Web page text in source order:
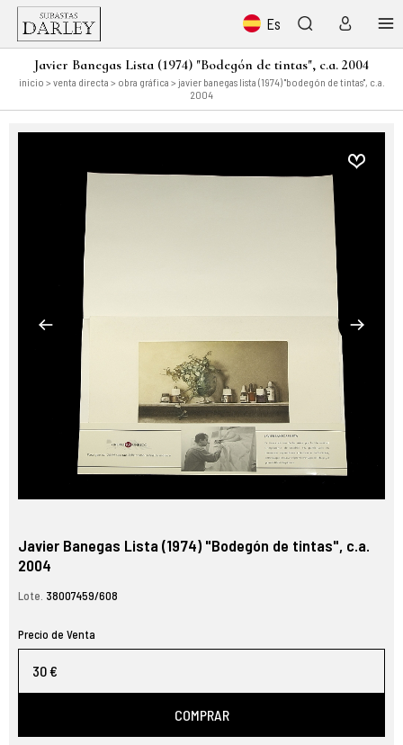
Es
Javier Banegas Lista (1974) "Bodegón de tintas", c.a. 2004
inicio > venta directa > obra gráfica > javier banegas lista (1974) "bodegón de tintas", c.a.
2004
Javier Banegas Lista (1974) "Bodegón de tintas", c.a.
2004
Lote. 38007459/608
Precio de Venta
30 €
COMPRAR